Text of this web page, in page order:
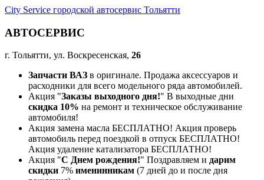
City Service городской автосервис Тольятти
АВТОСЕРВИС
г. Тольятти, ул. Воскресенская, 26
Запчасти ВАЗ в оригинале. Продажа аксессуаров и
расходники для всего модельного ряда автомобилей.
Акция "Заказы выходного дня!" В выходные дни
скидка 10% на ремонт и техническое обслуживание
автомобиля!
Акция замена масла БЕСПЛАТНО! Акция проверь
автомобиль перед поездкой в отпуск БЕСПЛАТНО!
Акция удаление катализатора БЕСПЛАТНО!
Акция "С Днем рождения!" Поздравляем и дарим
скидки 7% именинникам (7 дней до и после дня